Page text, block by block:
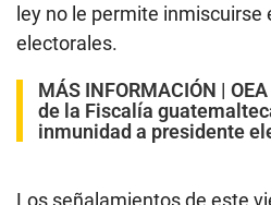
ley no le permite inmiscuirse
electorales.
MÁS INFORMACIÓN |
de la Fiscalía
inmunidad a presidente
Los señalamientos de este